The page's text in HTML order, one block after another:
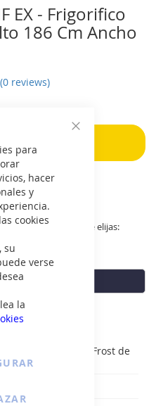
para
hacer
y
cookies
su
verse
la
EX - Frigorifico
186 Cm Ancho
(0 reviews)
el tramo horario que elijas:
disponibilidad
combi TOTAL No Frost de